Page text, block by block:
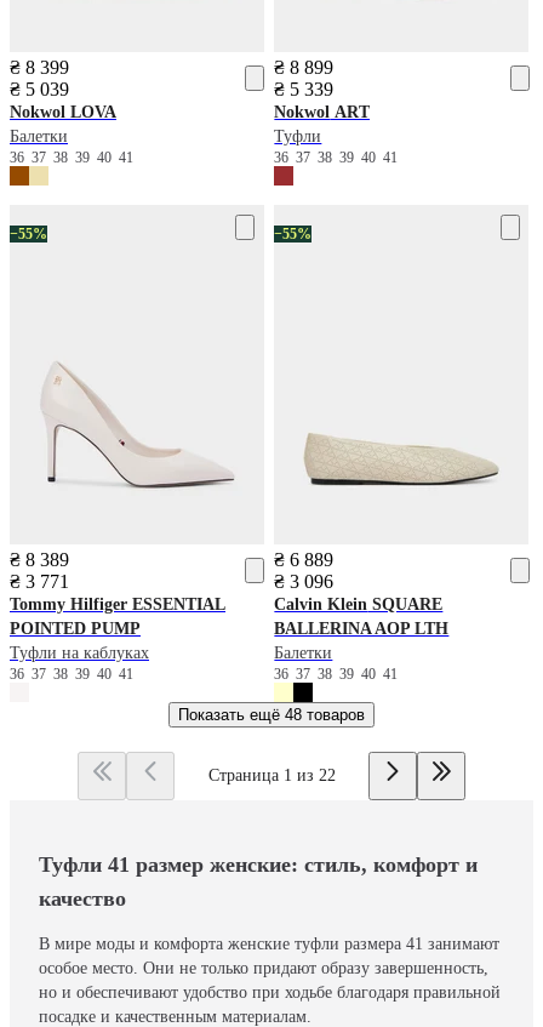
₴ 8 399
₴ 5 039
Nokwol LOVA
Балетки
36 37 38 39 40 41
₴ 8 899
₴ 5 339
Nokwol ART
Туфли
363738394041
−55%
₴ 8 389
₴ 3 771
Tommy Hilfiger ESSENTIAL
POINTED PUMP
Туфли на каблуках
36 37 38 39 40 41
−55%
₴ 6 889
₴ 3 096
Calvin Klein SQUARE
BALLERINA AOP LTH
Балетки
363738394041
Показать ещё 48 товаров
Страница 1 из 22
Туфли 41 размер женские: стиль, комфорт и
качество
В мире моды и комфорта женские туфли размера 41 занимают
особое место. Они не только придают образу завершенность,
но и обеспечивают удобство при ходьбе благодаря правильной
посадке и качественным материалам.